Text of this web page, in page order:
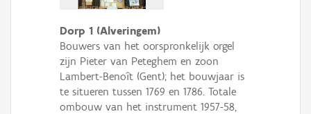
Dorp 1 (Alveringem)
Bouwers van het oorspronkelijk orgel
zijn Pieter van Peteghem en zoon
Lambert-Benoît (Gent); het bouwjaar is
te situeren tussen 1769 en 1786. Totale
ombouw van het instrument 1957-58,